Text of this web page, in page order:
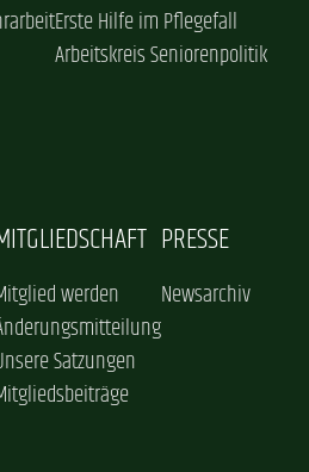
Erste Hilfe im Pflegefall
Arbeitskreis Seniorenpolitik
werden
Satzungen
PRESSE
Newsarchiv